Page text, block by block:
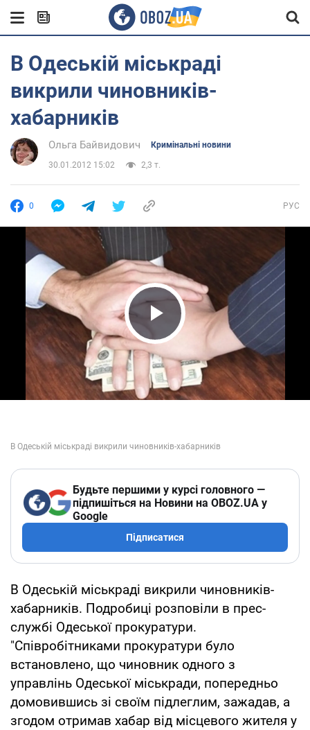
В Одеській міськраді
викрили чиновників-
хабарників
Ольга Байвидович Кримінальні новини
30.01.2012 15:02 2,3 т.
0 РУС
Play Video
Будьте першими у курсі головного —
підпишіться на Новини на OBOZ.UA у
Google
Підписатися
В Одеській міськраді викрили чиновників-
хабарників. Подробиці розповіли в прес-
службі Одеської прокуратури.
"Співробітниками прокуратури було
встановлено, що чиновник одного з
управлінь Одеської міськради, попередньо
домовившись зі своїм підлеглим, зажадав, а
згодом отримав хабар від місцевого жителя у